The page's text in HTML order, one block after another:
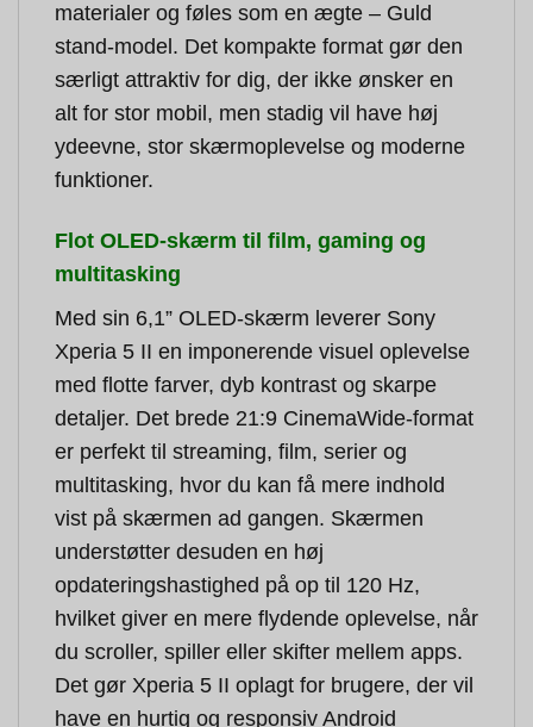
materialer og føles som en ægte – Guld
stand-model. Det kompakte format gør den
særligt attraktiv for dig, der ikke ønsker en
alt for stor mobil, men stadig vil have høj
ydeevne, stor skærmoplevelse og moderne
funktioner.
Flot OLED-skærm til film, gaming og
multitasking
Med sin 6,1” OLED-skærm leverer Sony
Xperia 5 II en imponerende visuel oplevelse
med flotte farver, dyb kontrast og skarpe
detaljer. Det brede 21:9 CinemaWide-format
er perfekt til streaming, film, serier og
multitasking, hvor du kan få mere indhold
vist på skærmen ad gangen. Skærmen
understøtter desuden en høj
opdateringshastighed på op til 120 Hz,
hvilket giver en mere flydende oplevelse, når
du scroller, spiller eller skifter mellem apps.
Det gør Xperia 5 II oplagt for brugere, der vil
have en hurtig og responsiv Android